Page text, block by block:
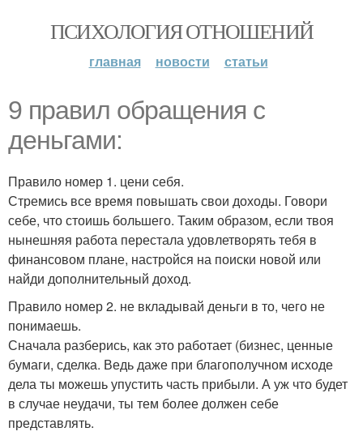
ПСИХОЛОГИЯ ОТНОШЕНИЙ
главная новости статьи
9 правил обращения с
деньгами:
Правило номер 1. цени себя.
Стремись все время повышать свои доходы. Говори
себе, что стоишь большего. Таким образом, если твоя
нынешняя работа перестала удовлетворять тебя в
финансовом плане, настройся на поиски новой или
найди дополнительный доход.
Правило номер 2. не вкладывай деньги в то, чего не
понимаешь.
Сначала разберись, как это работает (бизнес, ценные
бумаги, сделка. Ведь даже при благополучном исходе
дела ты можешь упустить часть прибыли. А уж что будет
в случае неудачи, ты тем более должен себе
представлять.